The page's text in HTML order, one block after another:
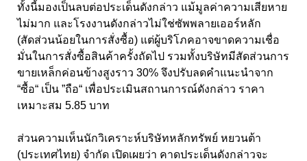
ทั้งนี้มองเป็นลบต่อประเด็นดังกล่าว แม้มูลค่าความเสียหาย
ไม่มาก และโรงงานดังกล่าวไม่ใช่ซัพพลายเออร์หลัก
(สัดส่วนน้อยในการสั่งซื้อ) แต่ผู้บริโภคอาจขาดความเชื่อ
มั่นในการสั่งซื้อสินค้าครั้งถัดไป รวมทั้งบริษัทมีสัดส่วนการ
ขายเหล็กค่อนข้างสูงราว 30% จึงปรับลดคำแนะนำจาก
“ซื้อ“ เป็น ”ถือ“ เพื่อประเมินสถานการณ์ดังกล่าว ราคา
เหมาะสม 5.85 บาท
ส่วนความเห็นนักวิเคราะห์บริษัทหลักทรัพย์ หยวนต้า
(ประเทศไทย) จำกัด เปิดเผยว่า คาดประเด็นดังกล่าวจะ